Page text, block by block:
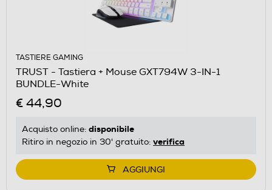
TASTIERE GAMING
TRUST - Tastiera + Mouse GXT794W 3-IN-1
BUNDLE-White
€ 44,90
Acquisto online: disponibile
Ritiro in negozio in 30' gratuito: verifica
AGGIUNGI